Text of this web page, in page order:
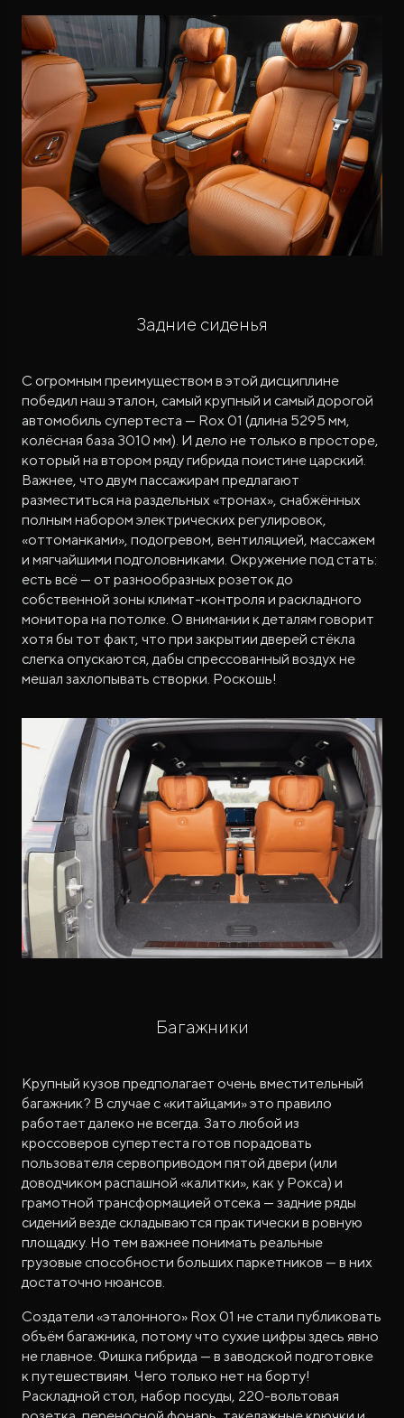
Задние сиденья
С огромным преимуществом в этой дисциплине
победил наш эталон, самый крупный и самый дорогой
автомобиль супертеста — Rox 01 (длина 5295 мм,
колёсная база 3010 мм). И дело не только в просторе,
который на втором ряду гибрида поистине царский.
Важнее, что двум пассажирам предлагают
разместиться на раздельных «тронах», снабжённых
полным набором электрических регулировок,
«оттоманками», подогревом, вентиляцией, массажем
и мягчайшими подголовниками. Окружение под стать:
есть всё — от разнообразных розеток до
собственной зоны климат-контроля и раскладного
монитора на потолке. О внимании к деталям говорит
хотя бы тот факт, что при закрытии дверей стёкла
слегка опускаются, дабы спрессованный воздух не
мешал захлопывать створки. Роскошь!
Багажники
Крупный кузов предполагает очень вместительный
багажник? В случае с «китайцами» это правило
работает далеко не всегда. Зато любой из
кроссоверов супертеста готов порадовать
пользователя сервоприводом пятой двери (или
доводчиком распашной «калитки», как у Рокса) и
грамотной трансформацией отсека — задние ряды
сидений везде складываются практически в ровную
площадку. Но тем важнее понимать реальные
грузовые способности больших паркетников — в них
достаточно нюансов.
Создатели «эталонного» Rox 01 не стали публиковать
объём багажника, потому что сухие цифры здесь явно
не главное. Фишка гибрида — в заводской подготовке
к путешествиям. Чего только нет на борту!
Раскладной стол, набор посуды, 220-вольтовая